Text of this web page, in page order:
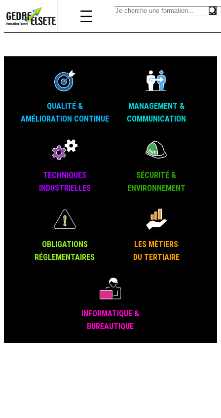
QUALITÉ &
AMÉLIORATION CONTINUE
MANAGEMENT &
COMMUNICATION
TECHNIQUES
INDUSTRIELLES
SÉCURITÉ &
ENVIRONNEMENT
OBLIGATIONS
RÉGLEMENTAIRES
LES MÉTIERS
DU TERTIAIRE
INFORMATIQUE &
BUREAUTIQUE